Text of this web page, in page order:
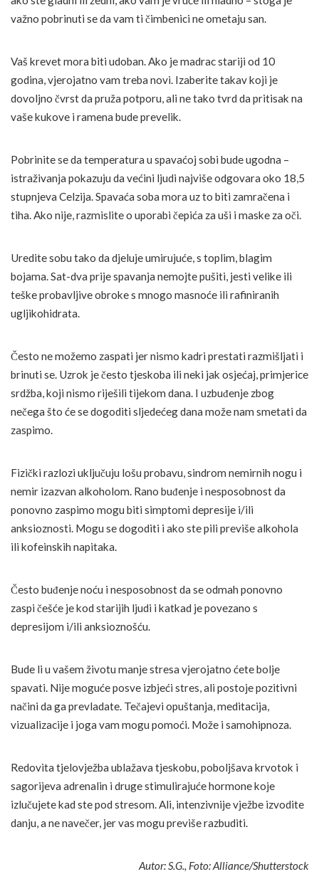
važno pobrinuti se da vam ti čimbenici ne ometaju san.
Vaš krevet mora biti udoban. Ako je madrac stariji od 10
godina, vjerojatno vam treba novi. Izaberite takav koji je
dovoljno čvrst da pruža potporu, ali ne tako tvrd da pritisak na
vaše kukove i ramena bude prevelik.
Pobrinite se da temperatura u spavaćoj sobi bude ugodna –
istraživanja pokazuju da većini ljudi najviše odgovara oko 18,5
stupnjeva Celzija. Spavaća soba mora uz to biti zamračena i
tiha. Ako nije, razmislite o uporabi čepića za uši i maske za oči.
Uredite sobu tako da djeluje umirujuće, s toplim, blagim
bojama. Sat-dva prije spavanja nemojte pušiti, jesti velike ili
teške probavljive obroke s mnogo masnoće ili rafiniranih
ugljikohidrata.
Često ne možemo zaspati jer nismo kadri prestati razmišljati i
brinuti se. Uzrok je često tjeskoba ili neki jak osjećaj, primjerice
srdžba, koji nismo riješili tijekom dana. I uzbuđenje zbog
nečega što će se dogoditi sljedećeg dana može nam smetati da
zaspimo.
Fizički razlozi uključuju lošu probavu, sindrom nemirnih nogu i
nemir izazvan alkoholom. Rano buđenje i nesposobnost da
ponovno zaspimo mogu biti simptomi depresije i/ili
anksioznosti. Mogu se dogoditi i ako ste pili previše alkohola
ili kofeinskih napitaka.
Često buđenje noću i nesposobnost da se odmah ponovno
zaspi češće je kod starijih ljudi i katkad je povezano s
depresijom i/ili anksioznošću.
Bude li u vašem životu manje stresa vjerojatno ćete bolje
spavati. Nije moguće posve izbjeći stres, ali postoje pozitivni
načini da ga prevladate. Tečajevi opuštanja, meditacija,
vizualizacije i joga vam mogu pomoći. Može i samohipnoza.
Redovita tjelovježba ublažava tjeskobu, poboljšava krvotok i
sagorijeva adrenalin i druge stimulirajuće hormone koje
izlučujete kad ste pod stresom. Ali, intenzivnije vježbe izvodite
danju, a ne navečer, jer vas mogu previše razbuditi.
Autor: S.G., Foto: Alliance/Shutterstock